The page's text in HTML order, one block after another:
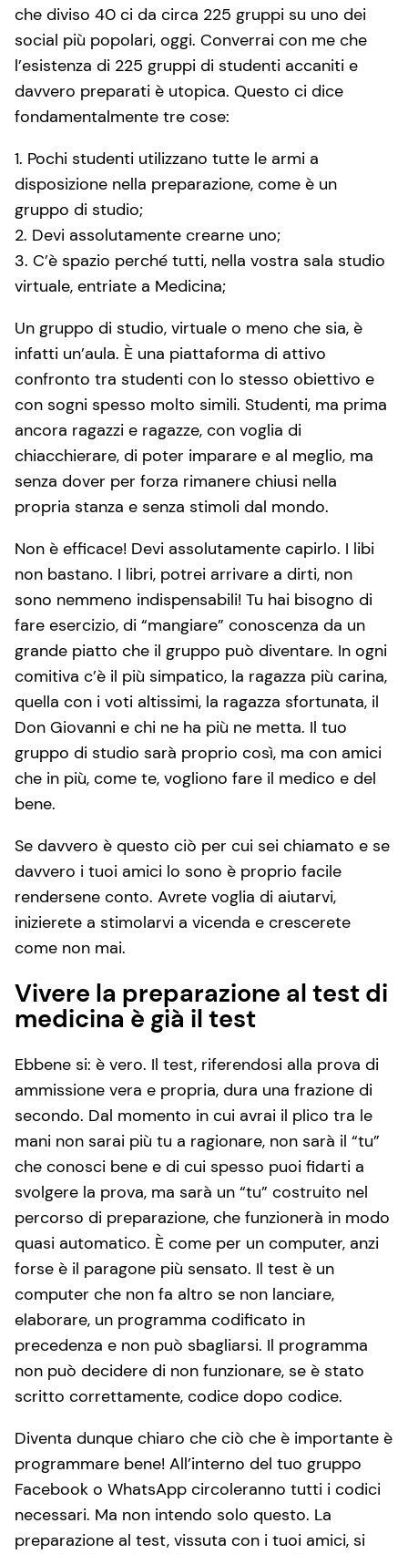
che diviso 40 ci da circa 225 gruppi su uno dei
social più popolari, oggi. Converrai con me che
l’esistenza di 225 gruppi di studenti accaniti e
davvero preparati è utopica. Questo ci dice
fondamentalmente tre cose:
1. Pochi studenti utilizzano tutte le armi a
disposizione nella preparazione, come è un
gruppo di studio;
2. Devi assolutamente crearne uno;
3. C’è spazio perché tutti, nella vostra sala studio
virtuale, entriate a Medicina;
Un gruppo di studio, virtuale o meno che sia, è
infatti un’aula. È una piattaforma di attivo
confronto tra studenti con lo stesso obiettivo e
con sogni spesso molto simili. Studenti, ma prima
ancora ragazzi e ragazze, con voglia di
chiacchierare, di poter imparare e al meglio, ma
senza dover per forza rimanere chiusi nella
propria stanza e senza stimoli dal mondo.
Non è efficace! Devi assolutamente capirlo. I libi
non bastano. I libri, potrei arrivare a dirti, non
sono nemmeno indispensabili! Tu hai bisogno di
fare esercizio, di “mangiare” conoscenza da un
grande piatto che il gruppo può diventare. In ogni
comitiva c’è il più simpatico, la ragazza più carina,
quella con i voti altissimi, la ragazza sfortunata, il
Don Giovanni e chi ne ha più ne metta. Il tuo
gruppo di studio sarà proprio così, ma con amici
che in più, come te, vogliono fare il medico e del
bene.
Se davvero è questo ciò per cui sei chiamato e se
davvero i tuoi amici lo sono è proprio facile
rendersene conto. Avrete voglia di aiutarvi,
inizierete a stimolarvi a vicenda e crescerete
come non mai.
Vivere la preparazione al test di
medicina è già il test
Ebbene si: è vero. Il test, riferendosi alla prova di
ammissione vera e propria, dura una frazione di
secondo. Dal momento in cui avrai il plico tra le
mani non sarai più tu a ragionare, non sarà il “tu”
che conosci bene e di cui spesso puoi fidarti a
svolgere la prova, ma sarà un “tu” costruito nel
percorso di preparazione, che funzionerà in modo
quasi automatico. È come per un computer, anzi
forse è il paragone più sensato. Il test è un
computer che non fa altro se non lanciare,
elaborare, un programma codificato in
precedenza e non può sbagliarsi. Il programma
non può decidere di non funzionare, se è stato
scritto correttamente, codice dopo codice.
Diventa dunque chiaro che ciò che è importante è
programmare bene! All’interno del tuo gruppo
Facebook o WhatsApp circoleranno tutti i codici
necessari. Ma non intendo solo questo. La
preparazione al test, vissuta con i tuoi amici, si